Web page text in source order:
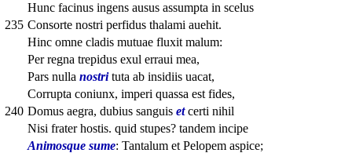
Hunc facinus ingens ausus assumpta in scelus
235 Consorte nostri perfidus thalami auehit.
Hinc omne cladis mutuae fluxit malum:
Per regna trepidus exul erraui mea,
Pars nulla nostrituta ab insidiis uacat,
Corrupta coniunx, imperi quassa est fides,
240 Domus aegra, dubius sanguis etcerti nihil
Nisi frater hostis. quid stupes? tandem incipe
Animosque sume: Tantalum et Pelopem aspice;